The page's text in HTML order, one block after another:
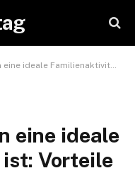
Familienaktivität ist: Vorteile und Tipps
eine ideale
Vorteile